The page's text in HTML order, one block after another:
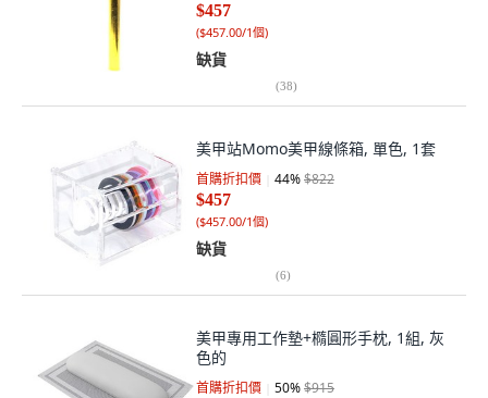
$457
($457.00/1個)
缺貨
(38)
美甲站Momo美甲線條箱, 單色, 1套
首購折扣價 44%$822
$457
($457.00/1個)
缺貨
(6)
美甲專用工作墊+橢圓形手枕, 1組, 灰
色的
首購折扣價 50%$915